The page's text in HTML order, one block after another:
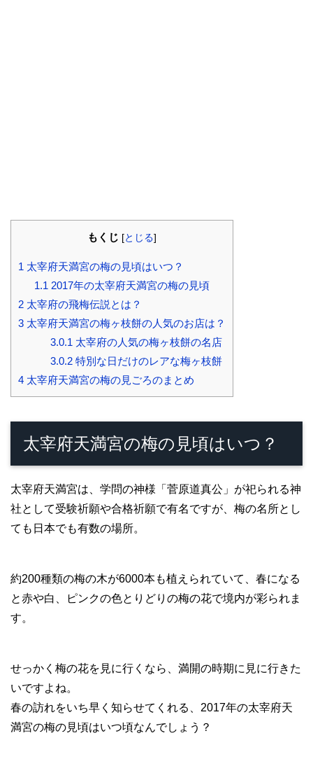
もくじ [とじる]
1 太宰府天満宮の梅の見頃はいつ？
1.1 2017年の太宰府天満宮の梅の見頃
2 太宰府の飛梅伝説とは？
3 太宰府天満宮の梅ヶ枝餅の人気のお店は？
3.0.1 太宰府の人気の梅ヶ枝餅の名店
3.0.2特別な日だけのレアな梅ヶ枝餅
4 太宰府天満宮の梅の見ごろのまとめ
太宰府天満宮の梅の見頃はいつ？
太宰府天満宮は、学問の神様「菅原道真公」が祀られる神
社として受験祈願や合格祈願で有名ですが、梅の名所とし
ても日本でも有数の場所。
約200種類の梅の木が6000本も植えられていて、春になる
と赤や白、ピンクの色とりどりの梅の花で境内が彩られま
す。
せっかく梅の花を見に行くなら、満開の時期に見に行きた
いですよね。
春の訪れをいち早く知らせてくれる、2017年の太宰府天
満宮の梅の見頃はいつ頃なんでしょう？